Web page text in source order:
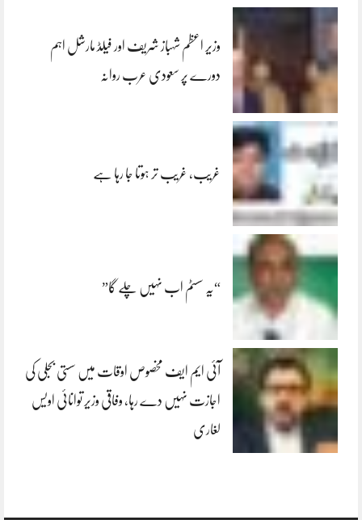
وزیر اعظم شہباز شریف اور فیلڈ مارشل اہم
دورے پر سعودی عرب روانہ
غریب، غریب تر ہوتا جا رہا ہے
“یہ سسٹم اب نہیں چلے گا”
آئی ایم ایف مخصوص اوقات میں سستی بجلی کی
اجازت نہیں دے رہا، وفاقی وزیر توانائی اویس
لغاری